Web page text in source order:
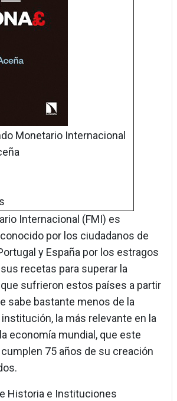
Monetario Internacional
Internacional (FMI) es
por los ciudadanos de
y España por los estragos
recetas para superar la
sufrieron estos países a partir
sabe bastante menos de la
la más relevante en la
economía mundial, que este
75 años de su creación
Historia e Instituciones